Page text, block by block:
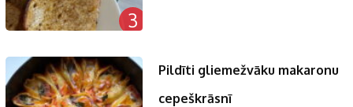
3
Pildīti gliemežvāku makaronu
cepeškrāsnī